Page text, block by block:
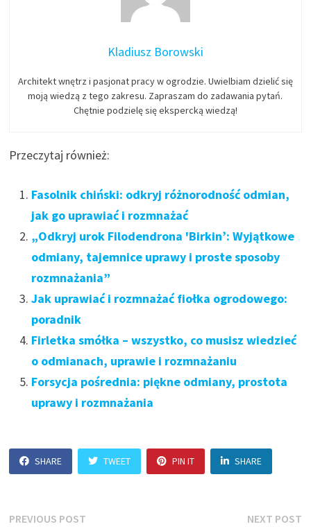
Kladiusz Borowski
Architekt wnętrz i pasjonat pracy w ogrodzie. Uwielbiam dzielić się
moją wiedzą z tego zakresu. Zapraszam do zadawania pytań.
Chętnie podzielę się ekspercką wiedzą!
Przeczytaj również:
Fasolnik chiński: odkryj różnorodność odmian,
jak go uprawiać i rozmnażać
„Odkryj urok Filodendrona 'Birkin’: Wyjątkowe
odmiany, tajemnice uprawy i proste sposoby
rozmnażania”
Jak uprawiać i rozmnażać fiołka ogrodowego:
poradnik
Firletka smółka – wszystko, co musisz wiedzieć
o odmianach, uprawie i rozmnażaniu
Forsycja pośrednia: piękne odmiany, prostota
uprawy i rozmnażania
SHARE TWEET PIN IT SHARE
Nawigacja
PREVIOUS POST NEXT POST